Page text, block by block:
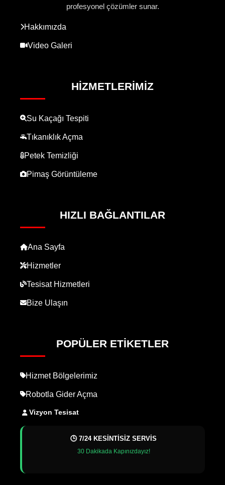
profesyonel çözümler sunar.
Hakkımızda
Video Galeri
HIZMETLERIMIZ
Su Kaçağı Tespiti
Tıkanıklık Açma
Petek Temizliği
Pimaş Görüntüleme
HIZLI BAĞLANTILAR
Ana Sayfa
Hizmetler
Tesisat Hizmetleri
Bize Ulaşın
POPÜLER ETIKETLER
Hizmet Bölgelerimiz
Robotla Gider Açma
Vizyon Tesisat
🕒 7/24 KESİNTİSİZ SERVİS
30 Dakikada Kapınızdayız!